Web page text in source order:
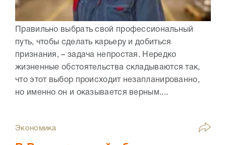
Правильно выбрать свой профессиональный
путь, чтобы сделать карьеру и добиться
признания, – задача непростая. Нередко
жизненные обстоятельства складываются так,
что этот выбор происходит незапланированно,
но именно он и оказывается верным....
Экономика